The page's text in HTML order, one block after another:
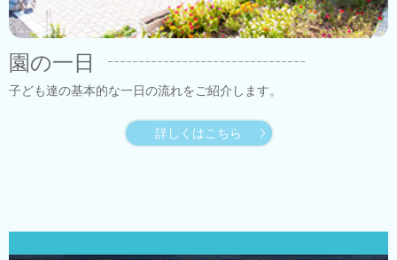
園の一日
子ども達の基本的な一日の流れをご紹介します。
詳しくはこちら